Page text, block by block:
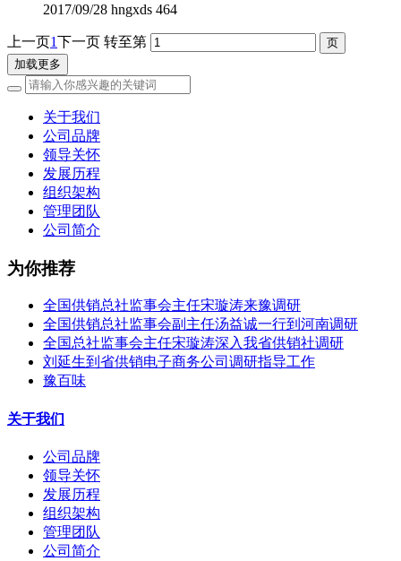
2017/09/28 hngxds 464
上一页1下一页 转至第
加载更多
关于我们
公司品牌
领导关怀
发展历程
组织架构
管理团队
公司简介
为你推荐
全国供销总社监事会主任宋璇涛来豫调研
全国供销总社监事会副主任汤益诚一行到河南调研
全国总社监事会主任宋璇涛深入我省供销社调研
刘延生到省供销电子商务公司调研指导工作
豫百味
关于我们
公司品牌
领导关怀
发展历程
组织架构
管理团队
公司简介